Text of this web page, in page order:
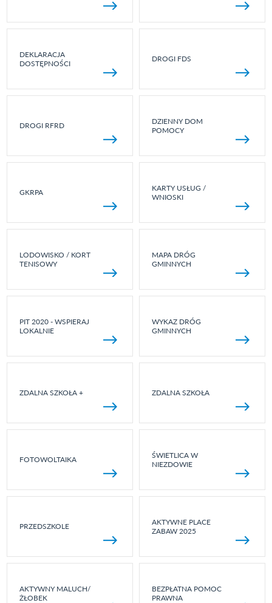
DEKLARACJA
DOSTĘPNOŚCI
DROGI FDS
DROGI RFRD
DZIENNY DOM
POMOCY
GKRPA
KARTY USŁUG /
WNIOSKI
LODOWISKO / KORT
TENISOWY
MAPA DRÓG
GMINNYCH
PIT 2020 - WSPIERAJ
LOKALNIE
WYKAZ DRÓG
GMINNYCH
ZDALNA SZKOŁA + ZDALNA SZKOŁA
FOTOWOLTAIKA
ŚWIETLICA W
NIEZDOWIE
PRZEDSZKOLE
AKTYWNE PLACE
ZABAW 2025
AKTYWNY MALUCH/
ŻŁOBEK
BEZPŁATNA POMOC
PRAWNA